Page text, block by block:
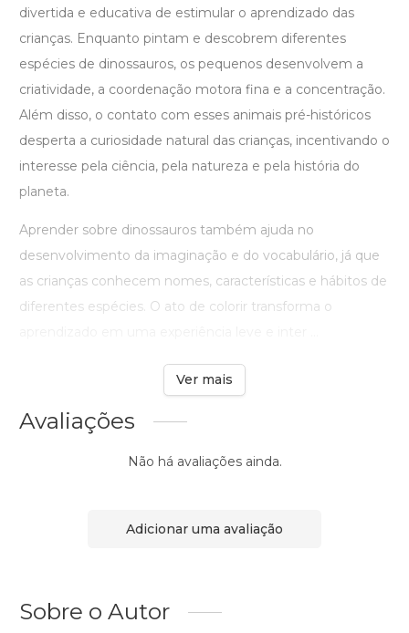
divertida e educativa de estimular o aprendizado das
crianças. Enquanto pintam e descobrem diferentes
espécies de dinossauros, os pequenos desenvolvem a
criatividade, a coordenação motora fina e a concentração.
Além disso, o contato com esses animais pré-históricos
desperta a curiosidade natural das crianças, incentivando o
interesse pela ciência, pela natureza e pela história do
planeta.
Aprender sobre dinossauros também ajuda no
desenvolvimento da imaginação e do vocabulário, já que
as crianças conhecem nomes, características e hábitos de
diferentes espécies. O ato de colorir transforma o
Ver mais
Avaliações
Não há avaliações ainda.
Adicionar uma avaliação
Sobre o Autor